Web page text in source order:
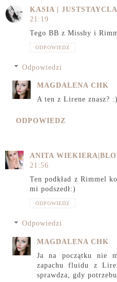
KASIA |
21:19
Tego BB z Misshy i
ODPOWIEDZ
Odpowiedzi
MAGDALENA CHK
A ten z Lirene znasz? :)
ODPOWIEDZ
ANITA
21:56
Ten podkład z Rimmel
mi podszedł:)
ODPOWIEDZ
Odpowiedzi
MAGDALENA CHK
Ja na początku nie
zapachu fluidu z
sprawdza, gdy